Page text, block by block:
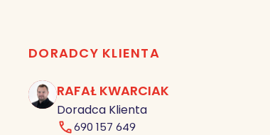
DORADCY KLIENTA
RK RAFAŁ KWARCIAK
Doradca Klienta
690 157 649